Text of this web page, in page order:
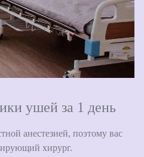
ушей за 1 день
анестезией, поэтому вас
хирург.